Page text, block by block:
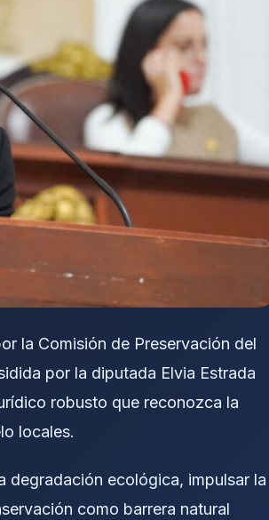
la Comisión de Preservación del
por la diputada Elvia Estrada
robusto que reconozca la
locales.
degradación ecológica, impulsar la
como barrera natural